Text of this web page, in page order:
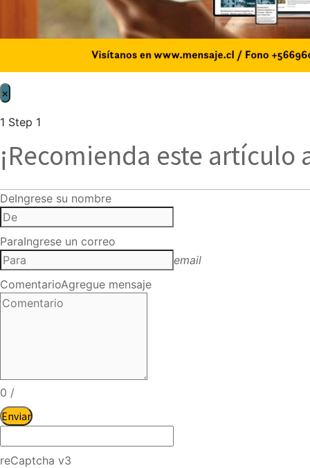
×
1 Step 1
¡Recomienda este artículo
DeIngrese su nombre
ParaIngrese un correo
email
ComentarioAgregue mensaje
0 /
Enviar
reCaptcha v3